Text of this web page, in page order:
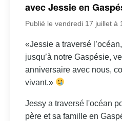
avec Jessie en
Publié le vendredi 17 juillet à
«Jessie a traversé
jusqu’à notre Gaspésie,
anniversaire avec nous,
vivant.»
Jessy a traversé l'océan
père et sa famille en